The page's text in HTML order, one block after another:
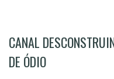
CANAL
DE ÓDIO